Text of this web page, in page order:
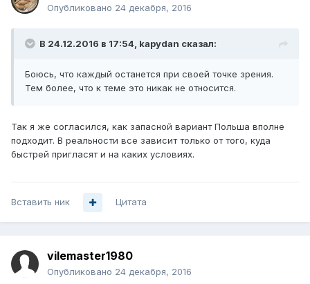
Опубликовано 24 декабря, 2016
В 24.12.2016 в 17:54, kapydan сказал:
Боюсь, что каждый останется при своей точке зрения.
Тем более, что к теме это никак не относится.
Так я же согласился, как запасной вариант Польша вполне
подходит. В реальности все зависит только от того, куда
быстрей пригласят и на каких условиях.
Вставить ник Цитата
vilemaster1980
Опубликовано 24 декабря, 2016